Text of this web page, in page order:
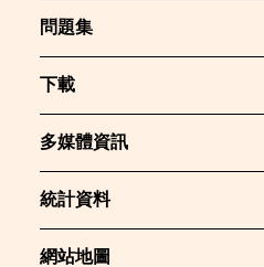
問題集
下載
多媒體資訊
統計資料
網站地圖